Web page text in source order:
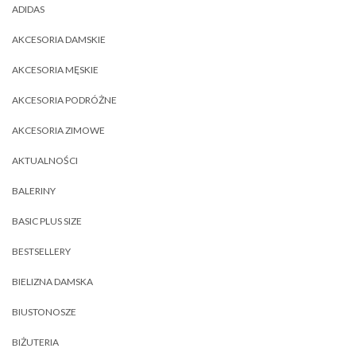
ADIDAS
AKCESORIA DAMSKIE
AKCESORIA MĘSKIE
AKCESORIA PODRÓŻNE
AKCESORIA ZIMOWE
AKTUALNOŚCI
BALERINY
BASIC PLUS SIZE
BESTSELLERY
BIELIZNA DAMSKA
BIUSTONOSZE
BIŻUTERIA